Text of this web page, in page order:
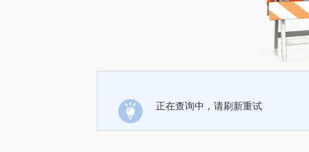
正在查询中，请刷新重试